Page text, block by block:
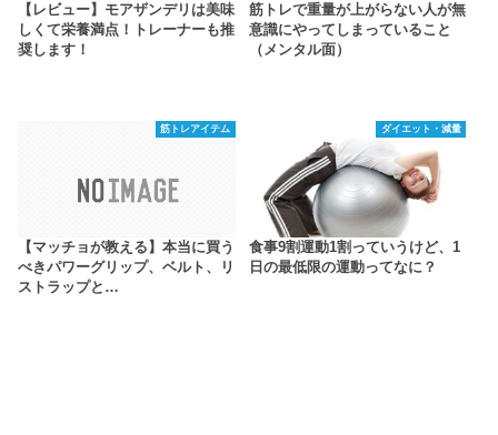
【レビュー】モアザンデリは美味
しくて栄養満点！トレーナーも推
奨します！
筋トレで重量が上がらない人が無
意識にやってしまっていること
（メンタル面）
筋トレアイテム
【マッチョが教える】本当に買う
べきパワーグリップ、ベルト、リ
ストラップと…
ダイエット・減量
食事9割運動1割っていうけど、1
日の最低限の運動ってなに？